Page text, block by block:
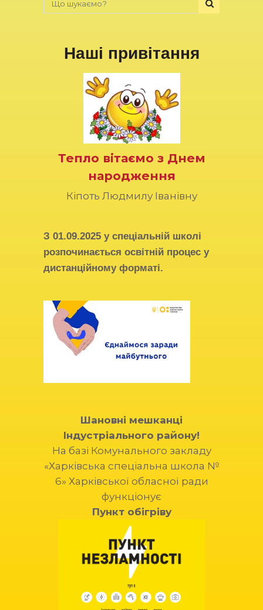
Наші привітання
Тепло вітаємо з Днем
народження
Кіпоть Людмилу Іванівну
З 01.09.2025 у спеціальній школі
розпочинається освітній процес у
дистанційному форматі.
Шановні мешканці
Індустріального району!
На базі Комунального закладу
«Харківська спеціальна школа №
6» Харківської обласної ради
функціонує
Пункт обігріву